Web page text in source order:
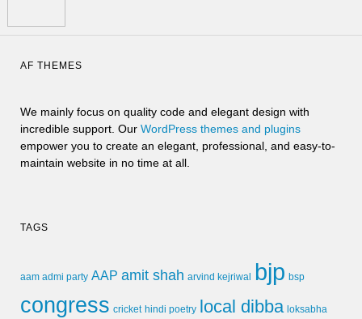
AF THEMES
We mainly focus on quality code and elegant design with
incredible support. Our WordPress themes and plugins
empower you to create an elegant, professional, and easy-to-
maintain website in no time at all.
TAGS
aam admi party AAP amit shah arvind kejriwal bjp bsp
congress cricket hindi poetry local dibba loksabha